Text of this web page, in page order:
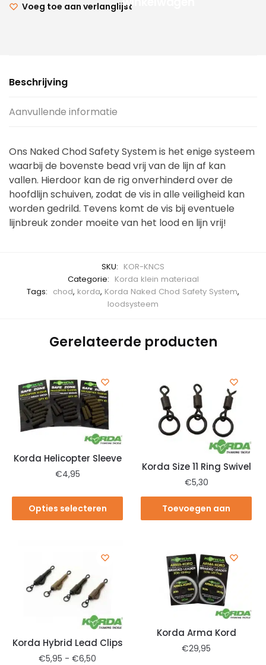
Voeg toe aan verlanglijst
Beschrijving
Aanvullende informatie
Ons Naked Chod Safety System is het enige systeem
waarbij de bovenste bead vrij van de lijn af kan
vallen. Hierdoor kan de rig onverhinderd over de
hoofdlijn schuiven, zodat de vis in alle veiligheid kan
worden gedrild. Tevens komt de vis bij eventuele
lijnbreuk zonder moeite van het lood en lijn vrij!
SKU: KOR-KNCS
Categorie: Korda klein materiaal
Tags: chod, korda, Korda Naked Chod Safety System,
loodsysteem
Gerelateerde producten
Korda Helicopter Sleeve
€4,95
Opties selecteren
Korda Size 11 Ring Swivel
€5,30
Toevoegen aan
Korda Hybrid Lead Clips
€5,95 - €6,50
Korda Arma Kord
€29,95